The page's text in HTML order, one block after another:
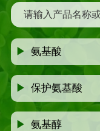
▶氨基酸
▶保护氨基酸
▶氨基醇